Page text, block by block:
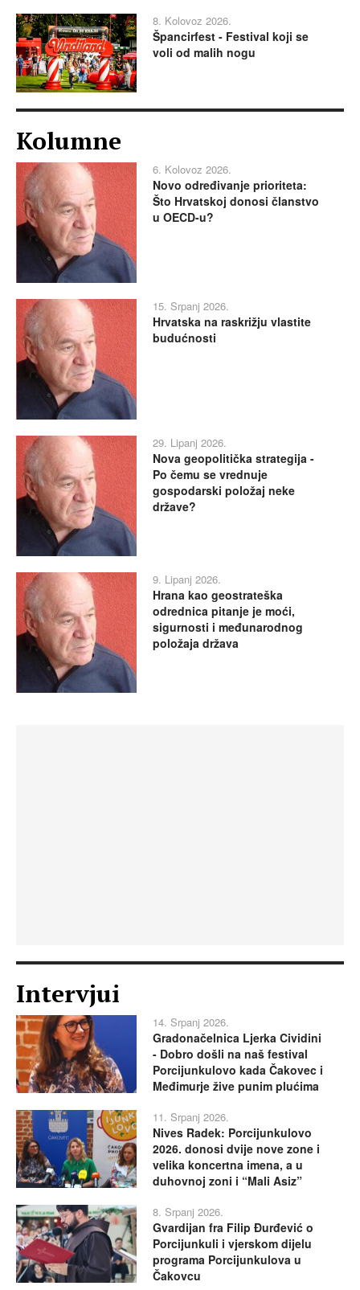
8. Kolovoz 2026.
Špancirfest - Festival koji se
voli od malih nogu
Kolumne
6. Kolovoz 2026.
Novo određivanje prioriteta:
Što Hrvatskoj donosi članstvo
u OECD-u?
15. Srpanj 2026.
Hrvatska na raskrižju vlastite
budućnosti
29. Lipanj 2026.
Nova geopolitička strategija -
Po čemu se vrednuje
gospodarski položaj neke
države?
9. Lipanj 2026.
Hrana kao geostrateška
odrednica pitanje je moći,
sigurnosti i međunarodnog
položaja država
Intervjui
14. Srpanj 2026.
Gradonačelnica Ljerka Cividini
- Dobro došli na naš festival
Porcijunkulovo kada Čakovec i
Međimurje žive punim plućima
11. Srpanj 2026.
Nives Radek: Porcijunkulovo
2026. donosi dvije nove zone i
velika koncertna imena, a u
duhovnoj zoni i “Mali Asiz”
8. Srpanj 2026.
Gvardijan fra Filip Đurđević o
Porcijunkuli i vjerskom dijelu
programa Porcijunkulova u
Čakovcu